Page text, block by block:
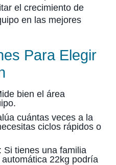
el crecimiento de
en las mejores
Para Elegir
bien el área
cuántas veces a la
ciclos rápidos o
Si tienes una familia
22kg podría